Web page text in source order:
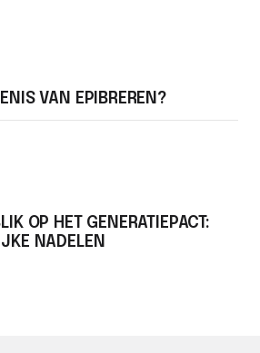
VAN EPIBREREN?
OP HET GENERATIEPACT:
NADELEN